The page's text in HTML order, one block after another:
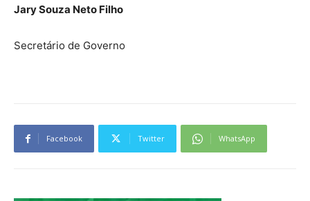
Jary Souza Neto Filho
Secretário de Governo
Facebook Twitter WhatsApp